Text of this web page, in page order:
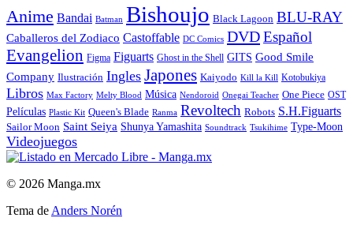
Anime Bandai Batman Bishoujo Black Lagoon BLU-RAY
Caballeros del Zodiaco Castoffable DC Comics DVDEspañol
Evangelion Figma Figuarts Ghost in the Shell GITS Good Smile
Company Ilustración Ingles Japones Kaiyodo Kill la Kill Kotobukiya
Libros Max Factory Melty Blood Música Nendoroid Onegai Teacher One Piece OST
Películas Plastic Kit Queen's Blade Ranma Revoltech Robots S.H.Figuarts
Sailor Moon Saint Seiya Shunya Yamashita Soundtrack Tsukihime Type-Moon
Videojuegos
© 2026 Manga.mx
Tema de Anders Norén